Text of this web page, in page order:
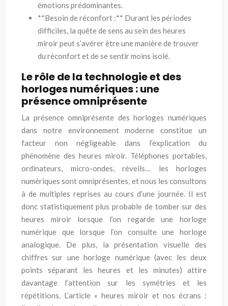
émotions prédominantes.
**Besoin de réconfort :** Durant les périodes
difficiles, la quête de sens au sein des heures
miroir peut s’avérer être une manière de trouver
du réconfort et de se sentir moins isolé.
Le rôle de la technologie et des
horloges numériques : une
présence omniprésente
La présence omniprésente des horloges numériques
dans notre environnement moderne constitue un
facteur non négligeable dans l’explication du
phénomène des heures miroir. Téléphones portables,
ordinateurs, micro-ondes, réveils… les horloges
numériques sont omniprésentes, et nous les consultons
à de multiples reprises au cours d’une journée. Il est
donc statistiquement plus probable de tomber sur des
heures miroir lorsque l’on regarde une horloge
numérique que lorsque l’on consulte une horloge
analogique. De plus, la présentation visuelle des
chiffres sur une horloge numérique (avec les deux
points séparant les heures et les minutes) attire
davantage l’attention sur les symétries et les
répétitions. L’article « heures miroir et nos écrans :